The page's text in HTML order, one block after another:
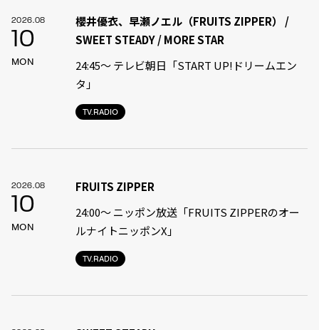
2026.08
10
MON
TV.RADIO
櫻井優衣、早瀬ノエル（FRUITS ZIPPER） /
SWEET STEADY / MORE STAR
24:45〜 テレビ朝日「START UP!ドリームエン
タ」
2026.08
10
MON
TV.RADIO
FRUITS ZIPPER
24:00〜 ニッポン放送「FRUITS ZIPPERのオー
ルナイトニッポンX」